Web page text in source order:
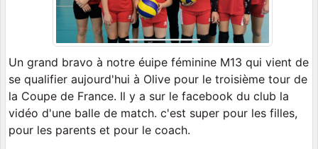
Un grand bravo à notre éuipe féminine M13 qui vient de
se qualifier aujourd'hui à Olive pour le troisième tour de
la Coupe de France. Il y a sur le facebook du club la
vidéo d'une balle de match. c'est super pour les filles,
pour les parents et pour le coach.